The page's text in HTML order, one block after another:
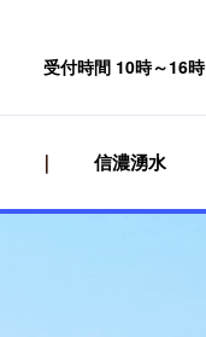
受付時間 10時～16時
信濃湧水